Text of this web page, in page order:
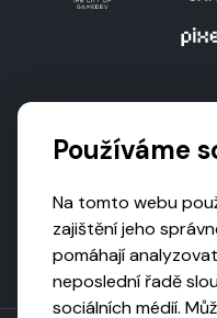
Používáme
Na tomto webu
zajištění jeho
pomáhají
neposlední řadě
sociálních médií.